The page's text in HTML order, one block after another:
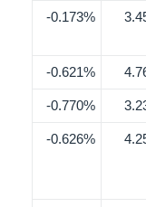
0.173%-
0.621%-
0.770%-
0.626%-